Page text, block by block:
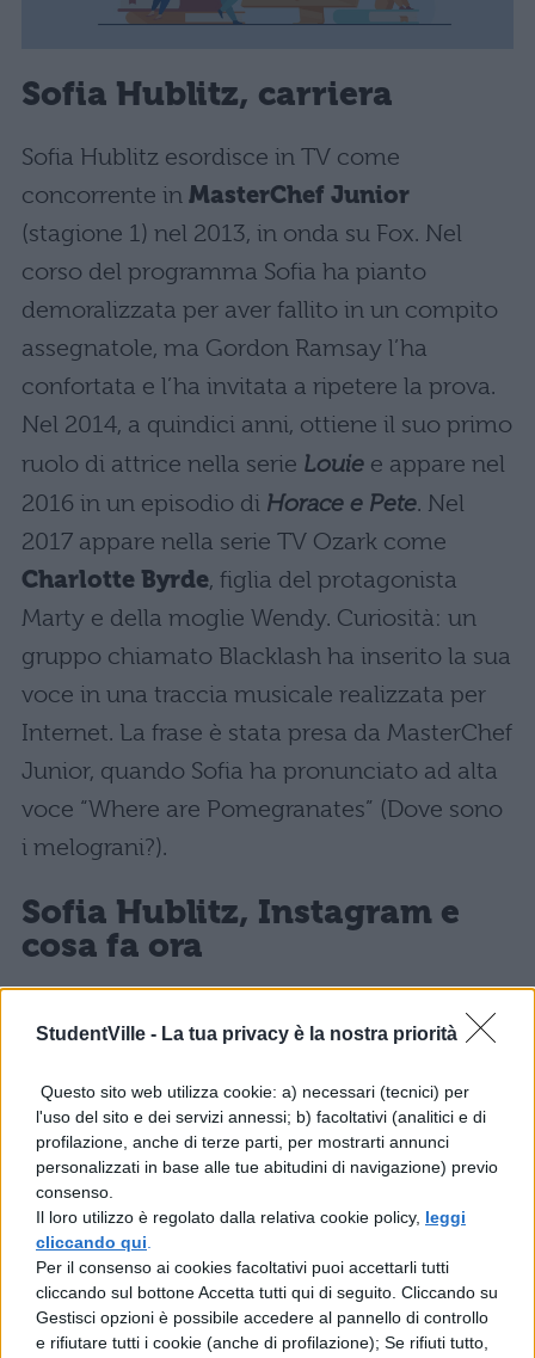
StudentVille - La tua privacy è la nostra priorità
Questo sito web utilizza cookie: a) necessari (tecnici) per
l'uso del sito e dei servizi annessi; b) facoltativi (analitici e di
profilazione, anche di terze parti, per mostrarti annunci
personalizzati in base alle tue abitudini di navigazione) previo
consenso.
Il loro utilizzo è regolato dalla relativa cookie policy, leggi
cliccando qui
Per il consenso ai cookies facoltativi puoi accettarli tutti
cliccando sul bottone Accetta tutti qui di seguito. Cliccando su
Gestisci opzioni è possibile accedere al pannello di controllo
e rifiutare tutti i cookie (anche di profilazione); Se rifiuti tutto,
Sofia Hublitz, carriera
Sofia Hublitz esordisce in TV come
concorrente in MasterChef Junior
(stagione 1) nel 2013, in onda su Fox. Nel
corso del programma Sofia ha pianto
demoralizzata per aver fallito in un compito
assegnatole, ma Gordon Ramsay l’ha
confortata e l’ha invitata a ripetere la prova.
Nel 2014, a quindici anni, ottiene il suo primo
ruolo di attrice nella serie Louie e appare nel
2016 in un episodio di Horace e Pete. Nel
2017 appare nella serie TV Ozark come
Charlotte Byrde, figlia del protagonista
Marty e della moglie Wendy. Curiosità: un
gruppo chiamato Blacklash ha inserito la sua
voce in una traccia musicale realizzata per
Internet. La frase è stata presa da MasterChef
Junior, quando Sofia ha pronunciato ad alta
voce “Where are Pomegranates” (Dove sono
i melograni?).
Sofia Hublitz, Instagram e
cosa fa ora
Al momento la giovane attrice è impegnata
con Ozark, la serie TV disponibile suNetflix
che è arrivata alla terza stagione. Le puntate
diOzark 3sono in fase di registrazione e il
tutto dovrebbe concludersi entro ottobre,
dunque la terza stagione dovrebbe apparire
sulla piattaforma streaming l’anno prossimo.
Nella serie Sofia Hublitz interpreta Charlotte
Byrde, la figlia di Marty Byrde (Jason